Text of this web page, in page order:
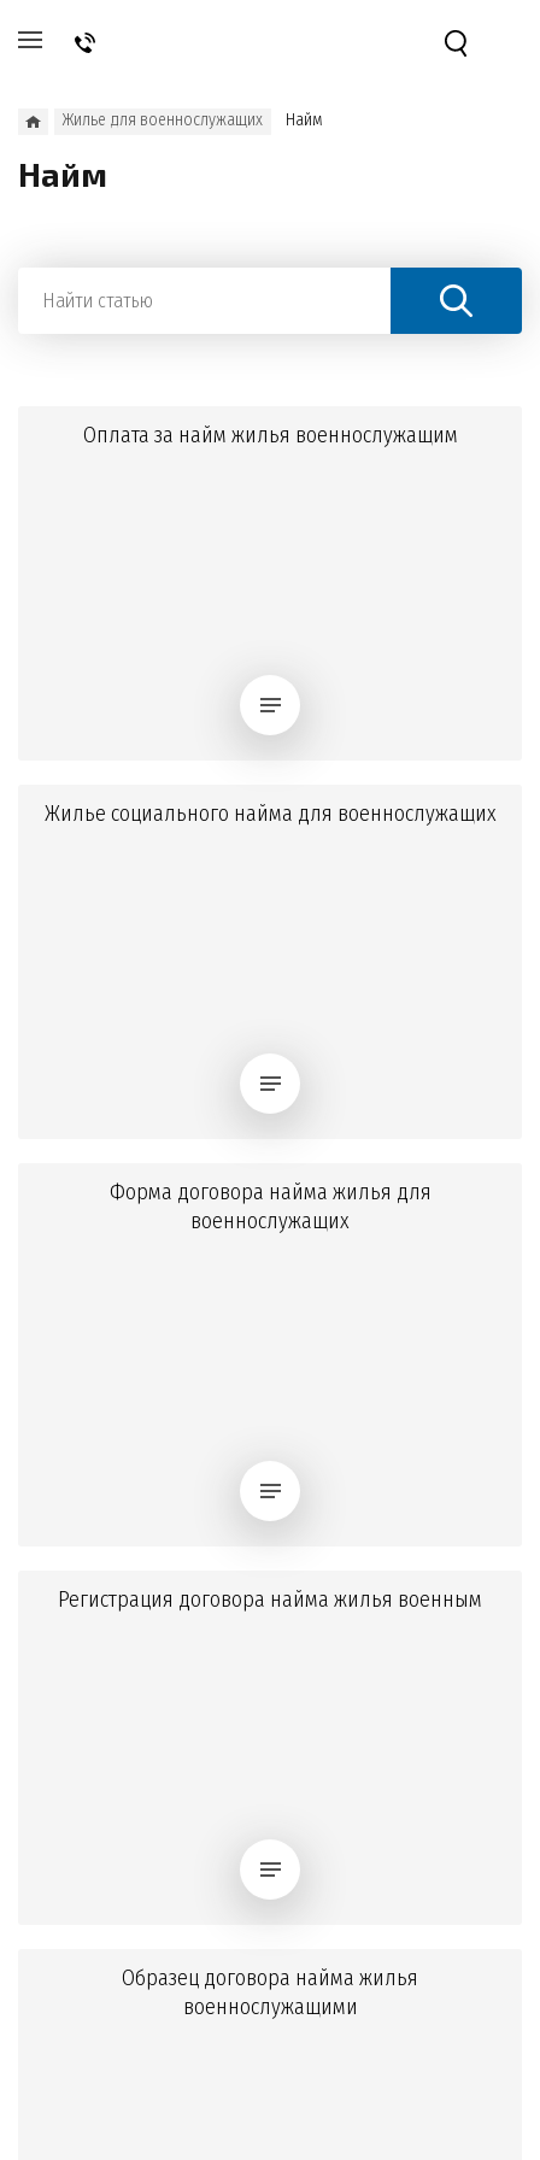
Жилье для военнослужащих Найм
Найм
Оплата за найм жилья военнослужащим
Жилье социального найма для военнослужащих
Форма договора найма жилья для
военнослужащих
Регистрация договора найма жилья военным
Образец договора найма жилья
военнослужащими